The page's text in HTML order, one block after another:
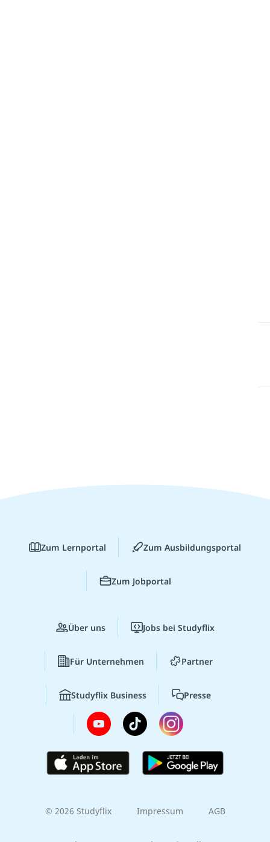
Zum Lernportal Zum Ausbildungsportal
Zum Jobportal
Über uns Jobs bei Studyflix
Für Unternehmen Partner
Studyflix Business Presse
© 2026 Studyflix Impressum AGB